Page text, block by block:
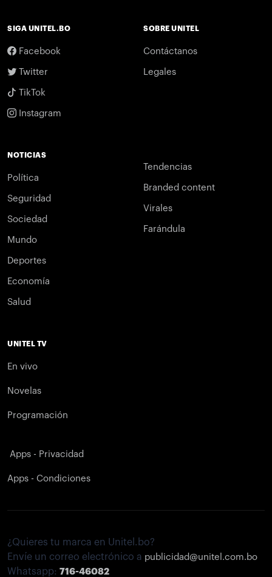
SIGA UNITEL.BO
Facebook
Twitter
TikTok
Instagram
SOBRE UNITEL
Contáctanos
Legales
NOTICIAS
Política
Seguridad
Sociedad
Mundo
Deportes
Economía
Salud
Tendencias
Branded content
Virales
Farándula
UNITEL TV
En vivo
Novelas
Programación
Apps - Privacidad
Apps - Condiciones
¿Quieres tu marca en Unitel.bo?
Envíe un correo electrónico a publicidad@unitel.com.bo
Whatsapp: 716-46082